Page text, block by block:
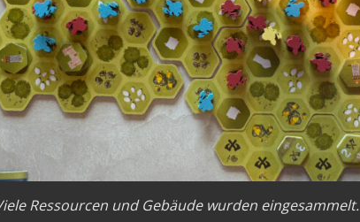
Ressourcen und Gebäude wurden eingesammelt.